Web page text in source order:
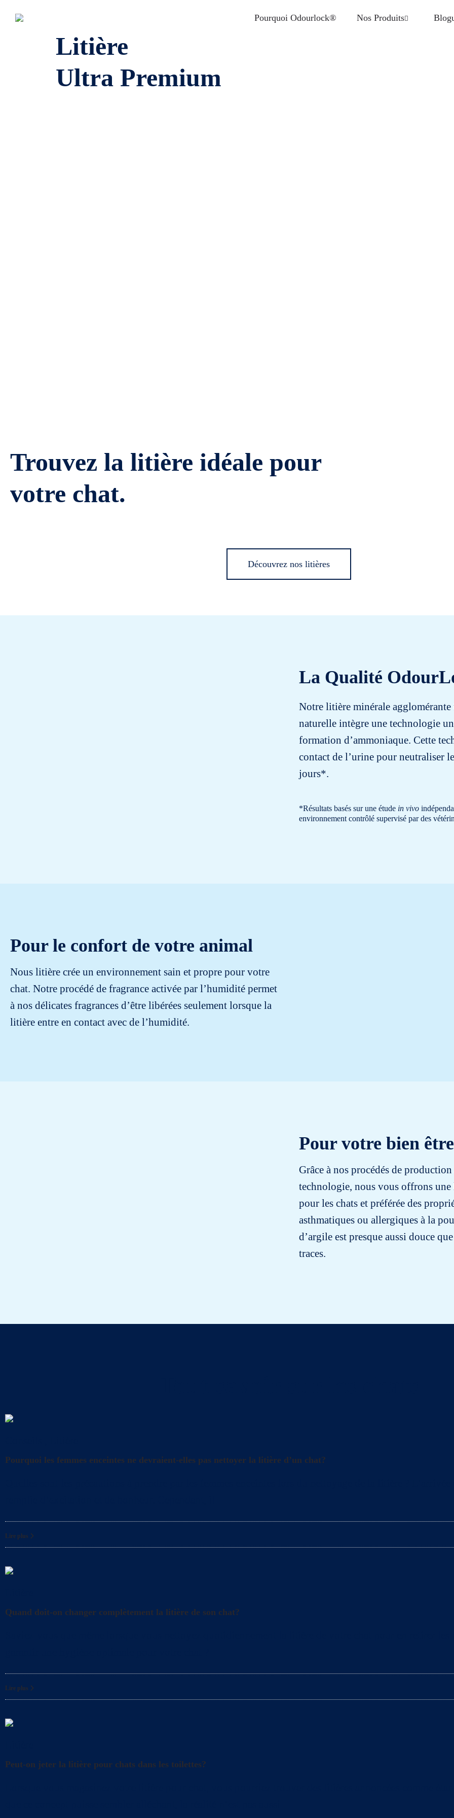
Pourquoi Odourlock® Nos Produits
Litière
Ultra Premium
Trouvez la litière idéale pour
votre chat.
Découvrez nos litières
La Qualité
Notre litière minérale
naturelle intègre une technologie
formation d’ammoniaque. Cette
contact de l’urine pour neutraliser
jours*.
*Résultats basés sur une étude in vivo
environnement contrôlé supervisé par des
Pour le confort de votre animal
Nous litière crée un environnement sain et propre pour votre
chat. Notre procédé de fragrance activée par l’humidité permet
à nos délicates fragrances d’être libérées seulement lorsque la
litière entre en contact avec de l’humidité.
Pour votre bien être
Grâce à nos procédés de
technologie, nous vous offrons une
pour les chats et préférée des
asthmatiques ou allergiques à la
d’argile est presque aussi douce
traces.
Pourquoi les femmes enceintes ne devraient-elles pas nettoyer la litière d’un chat?
Lire plus
Quand doit-on changer complètement la litière de son chat?
Lire plus
Peut-on jeter la litière pour chats dans les toilettes?